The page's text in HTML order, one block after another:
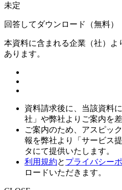
未定
回答してダウンロード （無料）
本資料に含まれる企業（社）よ
あります。
資料請求後に、当該資料
社」や弊社よりご案内を
ご案内のため、アスピッ
報を弊社より「サービス
タにて提供いたします。
利用規約と プライバシー
ロードいただきます。